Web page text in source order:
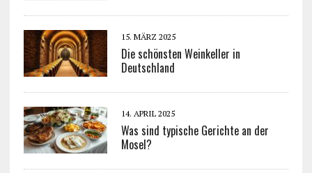
15. MÄRZ 2025
Die schönsten Weinkeller in
Deutschland
14. APRIL 2025
Was sind typische Gerichte an der
Mosel?